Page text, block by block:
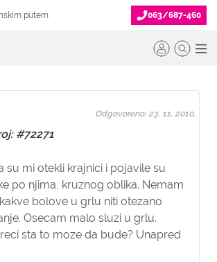
putem 063/687-460
#72271
su mi otekli krajnici i pojavile su
po njima, kruznog oblika. Nemam
bolove u grlu niti otezano
Osecam malo sluzi u grlu.
sta to moze da bude? Unapred
Odgovoreno: 23. 11. 2010.